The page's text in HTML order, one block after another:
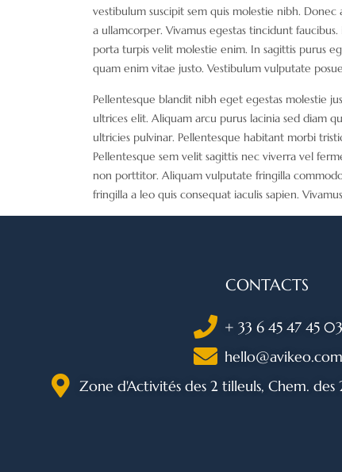
vestibulum suscipit sem quis molestie nibh.
a ullamcorper. Vivamus egestas tincidunt
porta turpis velit molestie enim. In sagittis purus
quam enim vitae justo. Vestibulum vulputate
Pellentesque blandit nibh eget egestas molestie
ultrices elit. Aliquam arcu purus lacinia sed diam
ultricies pulvinar. Pellentesque habitant morbi
Pellentesque sem velit sagittis nec viverra vel
non porttitor. Aliquam vulputate fringilla
fringilla a leo quis consequat iaculis sapien.
CONTACTS
+ 33 6 45 47 45 03
hello@avikeo.com
Zone d'Activités des 2 tilleuls, Chem. des